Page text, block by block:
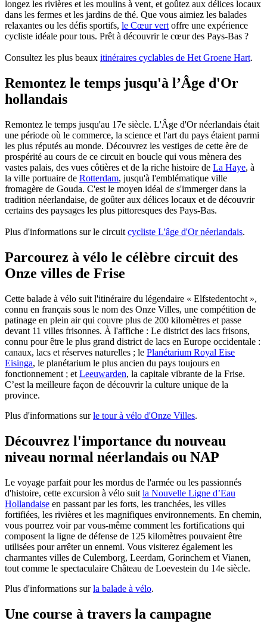
longez les rivières et les moulins à vent, et goûtez aux délices locaux
dans les fermes et les jardins de thé. Que vous aimiez les balades
relaxantes ou les défis sportifs, le Cœur vert offre une expérience
cycliste idéale pour tous. Prêt à découvrir le cœur des Pays-Bas ?
Consultez les plus beaux itinéraires cyclables de Het Groene Hart.
Remontez le temps jusqu'à l’Âge d'Or
hollandais
Remontez le temps jusqu'au 17e siècle. L'Âge d'Or néerlandais était
une période où le commerce, la science et l'art du pays étaient parmi
les plus réputés au monde. Découvrez les vestiges de cette ère de
prospérité au cours de ce circuit en boucle qui vous mènera des
vastes palais, des vues côtières et de la riche histoire de La Haye, à
la ville portuaire de Rotterdam, jusqu'à l'emblématique ville
fromagère de Gouda. C'est le moyen idéal de s'immerger dans la
tradition néerlandaise, de goûter aux délices locaux et de découvrir
certains des paysages les plus pittoresques des Pays-Bas.
Plus d'informations sur le circuit cycliste L'âge d'Or néerlandais.
Parcourez à vélo le célèbre circuit des
Onze villes de Frise
Cette balade à vélo suit l'itinéraire du légendaire « Elfstedentocht »,
connu en français sous le nom des Onze Villes, une compétition de
patinage en plein air qui couvre plus de 200 kilomètres et passe
devant 11 villes frisonnes. À l'affiche : Le district des lacs frisons,
connu pour être le plus grand district de lacs en Europe occidentale :
canaux, lacs et réserves naturelles ; le Planétarium Royal Eise
Eisinga, le planétarium le plus ancien du pays toujours en
fonctionnement ; et Leeuwarden, la capitale vibrante de la Frise.
C’est la meilleure façon de découvrir la culture unique de la
province.
Plus d'informations surle tour à vélo d'Onze Villes.
Découvrez l'importance du nouveau
niveau normal néerlandais ou NAP
Le voyage parfait pour les mordus de l'armée ou les passionnés
d'histoire, cette excursion à vélo suit la Nouvelle Ligne d’Eau
Hollandaise en passant par les forts, les tranchées, les villes
fortifiées, les rivières et les magnifiques environnements. En chemin,
vous pourrez voir par vous-même comment les fortifications qui
composent la ligne de défense de 125 kilomètres pouvaient être
utilisées pour arrêter un ennemi. Vous visiterez également les
charmantes villes de Culemborg, Leerdam, Gorinchem et Vianen,
tout comme le spectaculaire Château de Loevestein du 14e siècle.
Plus d'informations surla balade à vélo.
Une course à travers la campagne